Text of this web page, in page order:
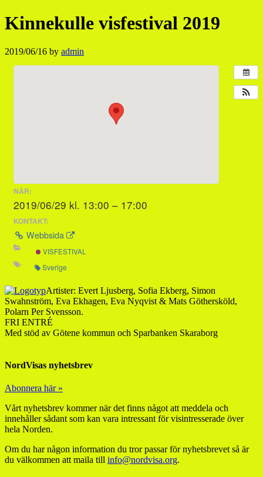
Kinnekulle visfestival 2019
2019/06/16 by admin
NÄR:
2019/06/29 kl. 13:00 – 17:00
KONTAKT:
Webbsida
VISFESTIVAL
Sverige
Artister: Evert Ljusberg, Sofia Ekberg, Simon
Swahnström, Eva Ekhagen, Eva Nyqvist & Mats Göthersköld,
Polarn Per Svensson.
FRI ENTRÉ
Med stöd av Götene kommun och Sparbanken Skaraborg
NordVisas nyhetsbrev
Abonnera här »
Vårt nyhetsbrev kommer när det finns något att meddela och
innehåller sådant som kan vara intressant för visintresserade över
hela Norden.
Om du har någon information du tror passar för nyhetsbrevet så är
du välkommen att maila till info@nordvisa.org.